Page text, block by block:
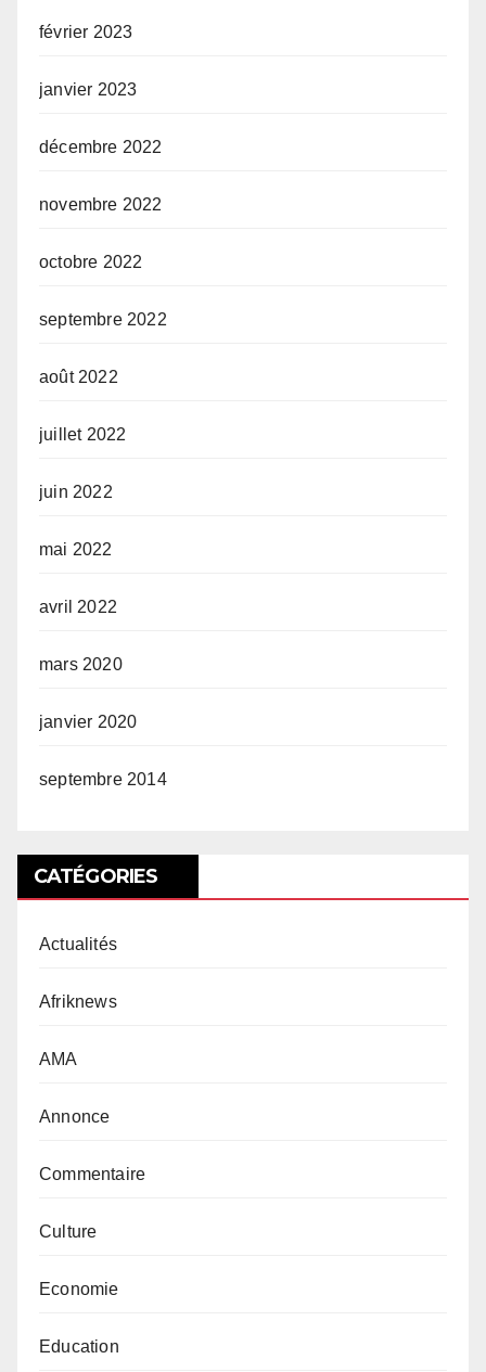
février 2023
janvier 2023
décembre 2022
novembre 2022
octobre 2022
septembre 2022
août 2022
juillet 2022
juin 2022
mai 2022
avril 2022
mars 2020
janvier 2020
septembre 2014
CATÉGORIES
Actualités
Afriknews
AMA
Annonce
Commentaire
Culture
Economie
Education